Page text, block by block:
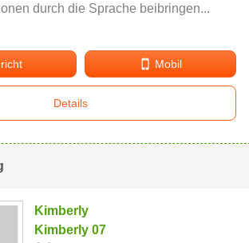
durch die Sprache beibringen...
Mobil
Details
Kimberly
Kimberly 07